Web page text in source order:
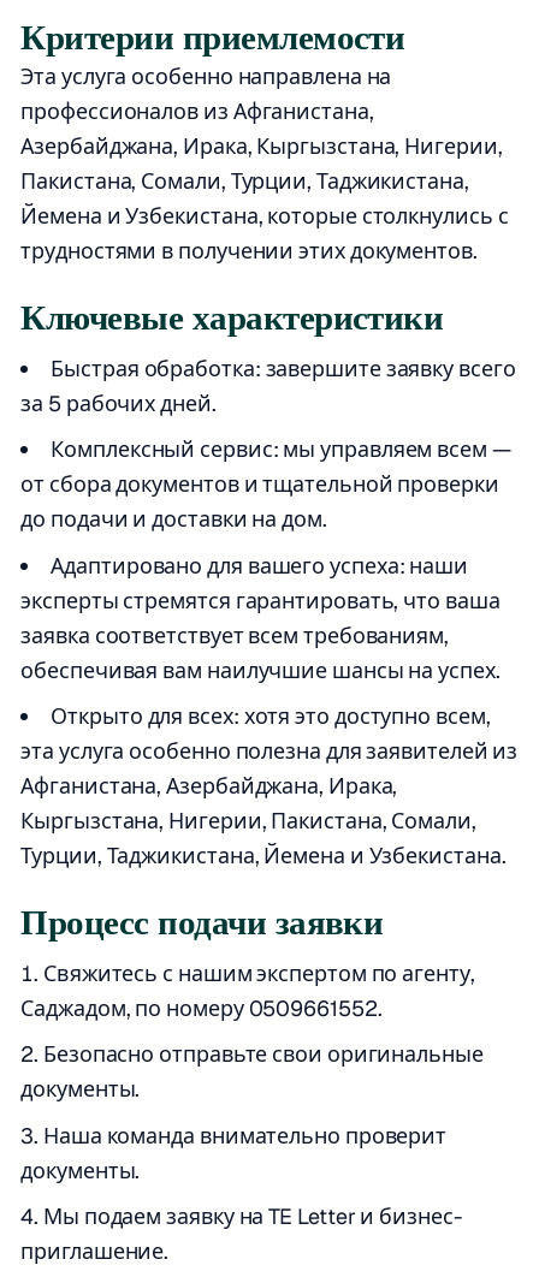
Критерии приемлемости
Эта услуга особенно направлена на
профессионалов из Афганистана,
Азербайджана, Ирака, Кыргызстана, Нигерии,
Пакистана, Сомали, Турции, Таджикистана,
Йемена и Узбекистана, которые столкнулись с
трудностями в получении этих документов.
Ключевые характеристики
Быстрая обработка: завершите заявку всего
за 5 рабочих дней.
Комплексный сервис: мы управляем всем —
от сбора документов и тщательной проверки
до подачи и доставки на дом.
Адаптировано для вашего успеха: наши
эксперты стремятся гарантировать, что ваша
заявка соответствует всем требованиям,
обеспечивая вам наилучшие шансы на успех.
Открыто для всех: хотя это доступно всем,
эта услуга особенно полезна для заявителей из
Афганистана, Азербайджана, Ирака,
Кыргызстана, Нигерии, Пакистана, Сомали,
Турции, Таджикистана, Йемена и Узбекистана.
Процесс подачи заявки
Свяжитесь с нашим экспертом по агенту,
Саджадом, по номеру 0509661552.
Безопасно отправьте свои оригинальные
документы.
Наша команда внимательно проверит
документы.
Мы подаем заявку на TE Letter и бизнес-
приглашение.